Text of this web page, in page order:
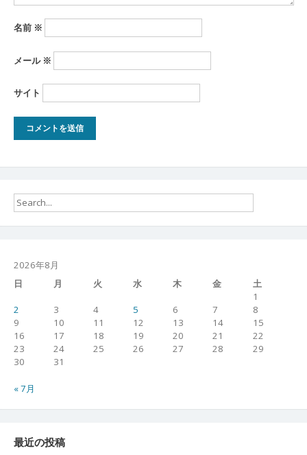
名前 ※
メール ※
サイト
2026年8月
日
月 火 水 木 金
土
1
2
3 4 5 6 7
8
9
10 11 12 13 14
15
16
17 18 19 20 21
22
23
24 25 26 27 28
29
30
31
« 7月
最近の投稿